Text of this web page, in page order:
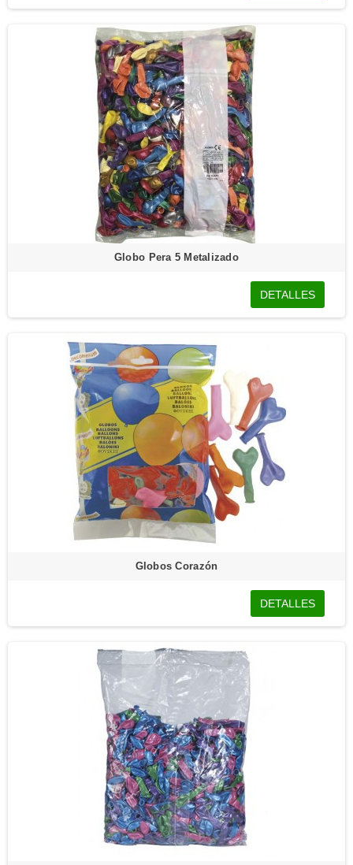
Globo Pera 5 Metalizado
DETALLES
Globos Corazón
DETALLES